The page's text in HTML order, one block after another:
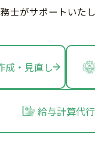
士がサポートいたし
成・見直し
給与計算代行